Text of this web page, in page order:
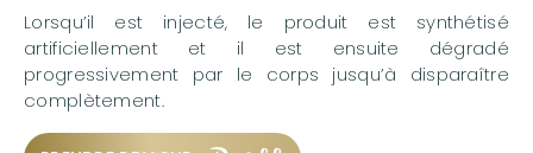
Lorsqu’il est injecté, le produit est synthétisé
artificiellement et il est ensuite dégradé
progressivement par le corps jusqu’à disparaître
complètement.